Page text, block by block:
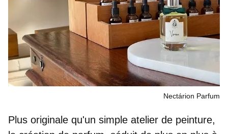
Nectárion Parfum
Plus originale qu'un simple atelier de peinture,